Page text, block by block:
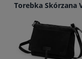
Torebka Skórzana